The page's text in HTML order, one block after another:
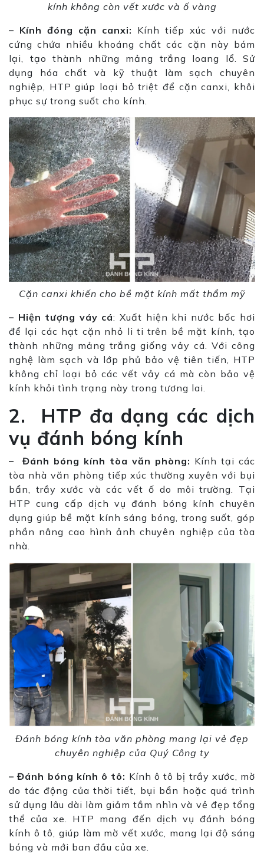
kính không còn vết xước và ố vàng
– Kính đóng cặn canxi: Kính tiếp xúc với nước
cứng chứa nhiều khoáng chất các cặn này bám
lại, tạo thành những mảng trắng loang lổ. Sử
dụng hóa chất và kỹ thuật làm sạch chuyên
nghiệp, HTP giúp loại bỏ triệt để cặn canxi, khôi
phục sự trong suốt cho kính.
Cặn canxi khiến cho bề mặt kính mất thẩm mỹ
– Hiện tượng váy cá: Xuất hiện khi nước bốc hơi
để lại các hạt cặn nhỏ li ti trên bề mặt kính, tạo
thành những mảng trắng giống vảy cá. Với công
nghệ làm sạch và lớp phủ bảo vệ tiên tiến, HTP
không chỉ loại bỏ các vết vảy cá mà còn bảo vệ
kính khỏi tình trạng này trong tương lai.
2. HTP đa dạng các dịch
vụ đánh bóng kính
– Đánh bóng kính tòa văn phòng: Kính tại các
tòa nhà văn phòng tiếp xúc thường xuyên với bụi
bẩn, trầy xước và các vết ố do môi trường. Tại
HTP cung cấp dịch vụ đánh bóng kính chuyên
dụng giúp bề mặt kính sáng bóng, trong suốt, góp
phần nâng cao hình ảnh chuyên nghiệp của tòa
nhà.
Đánh bóng kính tòa văn phòng mang lại vẻ đẹp
chuyên nghiệp của Quý Công ty
– Đánh bóng kính ô tô: Kính ô tô bị trầy xước, mờ
do tác động của thời tiết, bụi bẩn hoặc quá trình
sử dụng lâu dài làm giảm tầm nhìn và vẻ đẹp tổng
thể của xe. HTP mang đến dịch vụ đánh bóng
kính ô tô, giúp làm mờ vết xước, mang lại độ sáng
bóng và mới ban đầu của xe.